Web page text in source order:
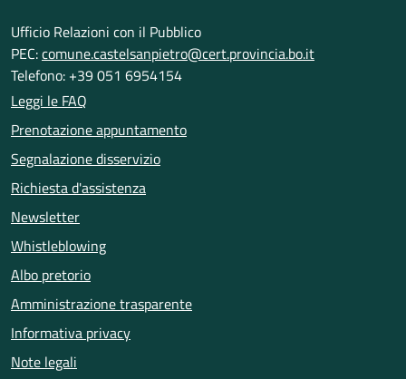
Ufficio Relazioni con il Pubblico
PEC:comune.castelsanpietro@cert.provincia.bo.it
Telefono: +39 051 6954154
Leggi le FAQ
Prenotazione appuntamento
Segnalazione disservizio
Richiesta d'assistenza
Newsletter
Whistleblowing
Albo pretorio
Amministrazione trasparente
Informativa privacy
Note legali